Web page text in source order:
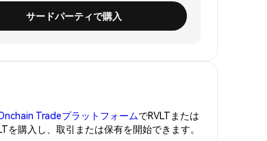
サードパーティで購入
TradeプラットフォームでRVLTまたは
購入し、取引または保有を開始できます。